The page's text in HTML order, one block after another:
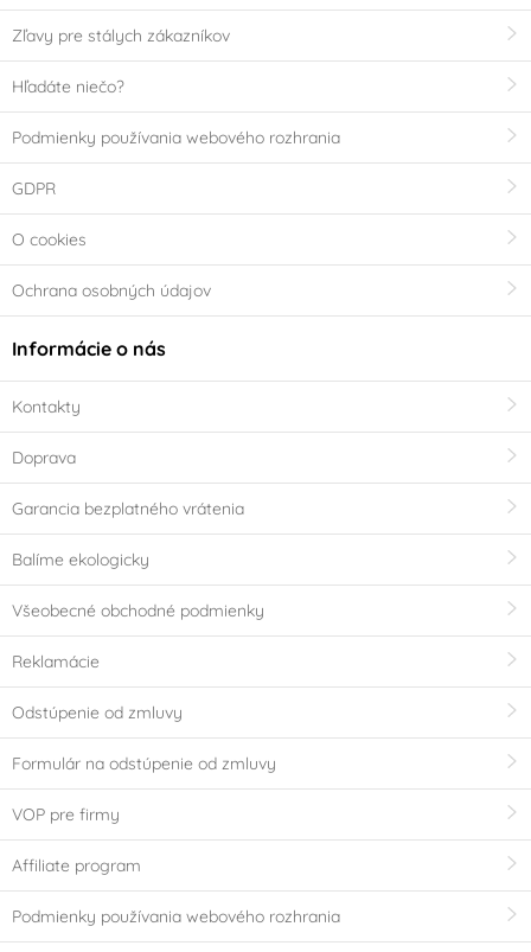
Zľavy pre stálych zákazníkov
Hľadáte niečo?
Podmienky používania webového rozhrania
GDPR
O cookies
Ochrana osobných údajov
Informácie o nás
Kontakty
Doprava
Garancia bezplatného vrátenia
Balíme ekologicky
Všeobecné obchodné podmienky
Reklamácie
Odstúpenie od zmluvy
Formulár na odstúpenie od zmluvy
VOP pre firmy
Affiliate program
Podmienky používania webového rozhrania